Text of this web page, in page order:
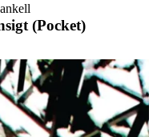
(Pocket)